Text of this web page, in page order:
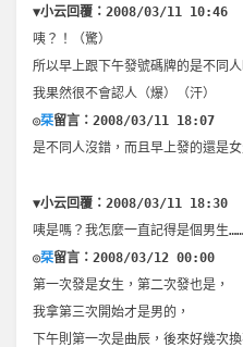
▼小云回覆：2008/03/11 10:46
咦？！（驚）
所以早上跟下午發號碼牌的是不同
我果然很不會認人（爆）（汗）
◎栞留言：2008/03/11 18:07
是不同人沒錯，而且早上發的還是女
▼小云回覆：2008/03/11 18:30
咦是嗎？我怎麼一直記得是個男生……
◎栞留言：2008/03/12 00:00
第一次發是女生，第二次發也是，
我拿第三次開始才是男的，
下午則第一次是曲辰，後來好幾次